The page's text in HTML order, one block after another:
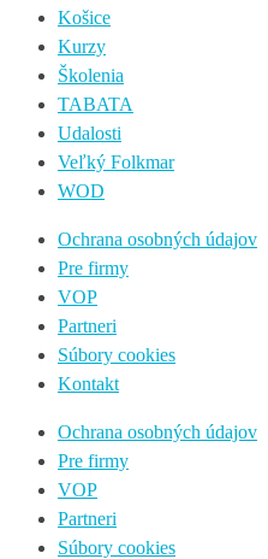
Košice
Kurzy
Školenia
TABATA
Udalosti
Veľký Folkmar
WOD
Ochrana osobných údajov
Pre firmy
VOP
Partneri
Súbory cookies
Kontakt
Ochrana osobných údajov
Pre firmy
VOP
Partneri
Súbory cookies